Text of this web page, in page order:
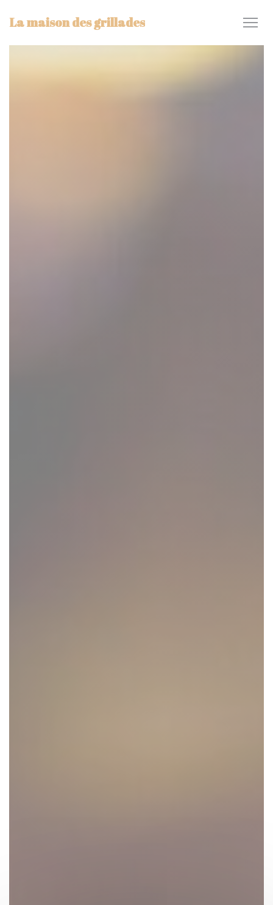
La maison des grillades